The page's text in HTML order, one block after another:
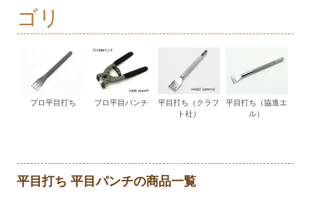
ゴリ
プロ平目打ち プロ平目パンチ
平目打ち（クラフ
ト社）
平目打ち（協進エ
ル）
平目打ち 平目パンチの商品一覧